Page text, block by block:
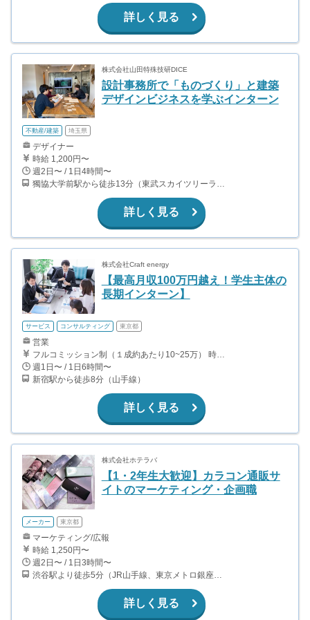
詳しく見る
株式会社山田特殊技研DICE
設計事務所で「ものづくり」と建築
デザインビジネスを学ぶインターン
不動産/建築 埼玉県
デザイナー
時給 1,200円〜
週2日〜 / 1日4時間〜
獨協大学前駅から徒歩13分（東武スカイツリーライン、東武伊勢崎線、東武日光線、鬼怒川線）
詳しく見る
株式会社Craft energy
【最高月収100万円越え！学生主体の
長期インターン】
サービス コンサルティング 東京都
営業
フルコミッション制（１成約あたり10~25万） 時給換算で（2000円〜2500円）程度が目安となります。 月100万を稼ぐ学生多数在籍しています。 ■収入例 〇入社1か月目（早稲田大学2年生） 役職：アポインター 月間1契約×10万円＝10万円 ＋交通費 〇入社3か月目（明治大学2年生） 役職：アポインター 月間2契約×13万円＝26万円 ＋交通費 〇入社6か月目（慶應義塾大学3年生） 役職：アポインター 月間5契約×15万円＝75万円 ＋交通費 〇入社15か月目（東京大学3年生） 役職：クローザー 月間3契約×25万=75万円 ＋交通費 交通費支給あり
週1日〜 / 1日6時間〜
新宿駅から徒歩8分（山手線）
詳しく見る
株式会社ホテラバ
【1・2年生大歓迎】カラコン通販サ
イトのマーケティング・企画職
メーカー 東京都
マーケティング/広報
時給 1,250円〜
週2日〜 / 1日3時間〜
渋谷駅より徒歩5分（JR山手線、東京メトロ銀座・半蔵門・副都心線）
詳しく見る